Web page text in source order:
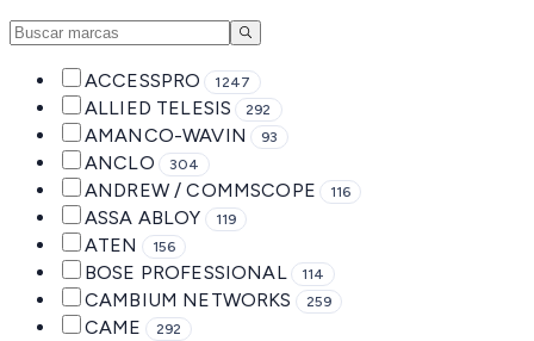
ACCESSPRO 1247
ALLIED TELESIS 292
AMANCO-WAVIN 93
ANCLO 304
ANDREW / COMMSCOPE 116
ASSA ABLOY 119
ATEN 156
BOSE PROFESSIONAL 114
CAMBIUM NETWORKS 259
CAME 292